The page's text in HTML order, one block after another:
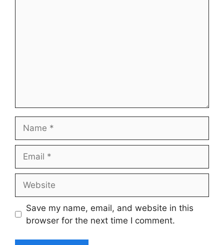
Save my name, email, and website in this
browser for the next time I comment.